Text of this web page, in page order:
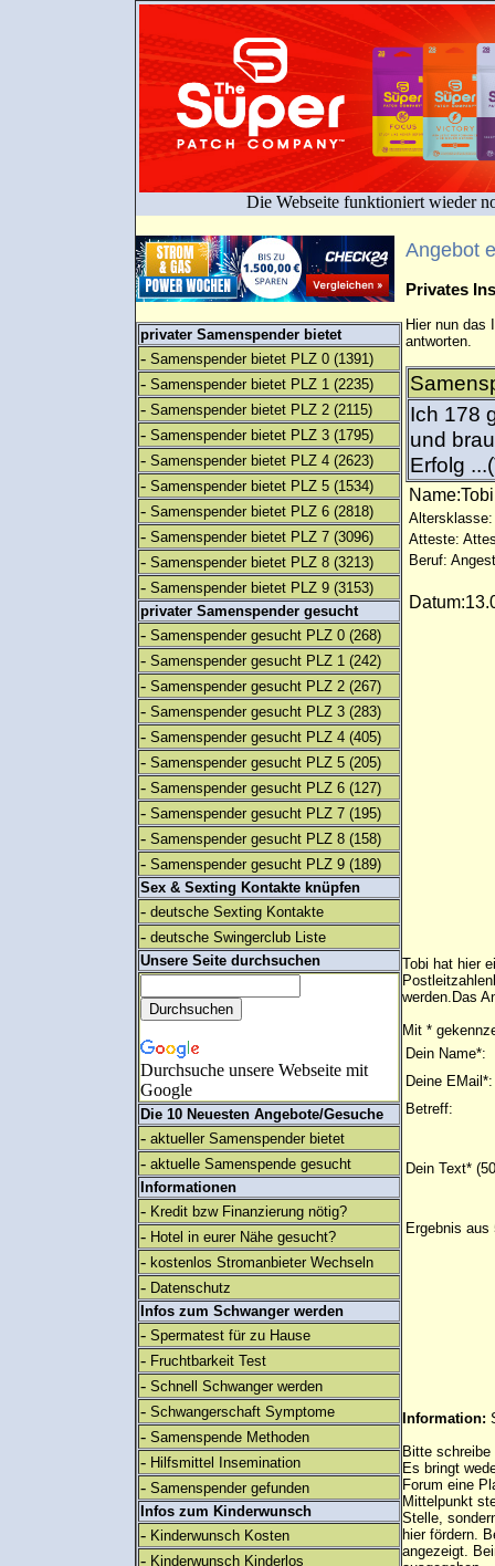
Die Webseite funktioniert wieder
privater Samenspender bietet
- Samenspender bietet PLZ 0 (1391)
- Samenspender bietet PLZ 1 (2235)
- Samenspender bietet PLZ 2 (2115)
- Samenspender bietet PLZ 3 (1795)
- Samenspender bietet PLZ 4 (2623)
- Samenspender bietet PLZ 5 (1534)
- Samenspender bietet PLZ 6 (2818)
- Samenspender bietet PLZ 7 (3096)
- Samenspender bietet PLZ 8 (3213)
- Samenspender bietet PLZ 9 (3153)
privater Samenspender gesucht
- Samenspender gesucht PLZ 0 (268)
- Samenspender gesucht PLZ 1 (242)
- Samenspender gesucht PLZ 2 (267)
- Samenspender gesucht PLZ 3 (283)
- Samenspender gesucht PLZ 4 (405)
- Samenspender gesucht PLZ 5 (205)
- Samenspender gesucht PLZ 6 (127)
- Samenspender gesucht PLZ 7 (195)
- Samenspender gesucht PLZ 8 (158)
- Samenspender gesucht PLZ 9 (189)
Sex & Sexting Kontakte knüpfen
- deutsche Sexting Kontakte
- deutsche Swingerclub Liste
Unsere Seite durchsuchen
Durchsuche unsere Webseite mit
Google
Die 10 Neuesten Angebote/Gesuche
- aktueller Samenspender bietet
- aktuelle Samenspende gesucht
Informationen
- Kredit bzw Finanzierung nötig?
- Hotel in eurer Nähe gesucht?
- kostenlos Stromanbieter Wechseln
- Datenschutz
Infos zum Schwanger werden
- Spermatest für zu Hause
- Fruchtbarkeit Test
- Schnell Schwanger werden
- Schwangerschaft Symptome
- Samenspende Methoden
- Hilfsmittel Insemination
- Samenspender gefunden
Infos zum Kinderwunsch
- Kinderwunsch Kosten
- Kinderwunsch Kinderlos
Angebot
Privates
Hier nun das
antworten.
Ich 178
und
Erfolg
Altersklasse:
Atteste:
Beruf:
Tobi hat hier
werden.Das
Mit *
Dein Name*:
Deine EMail*:
Betreff:
Dein Text*
Ergebnis aus
Information:
Bitte
Es bringt
Forum eine
Mittelpunkt
Stelle,
hier fördern.
angezeigt.